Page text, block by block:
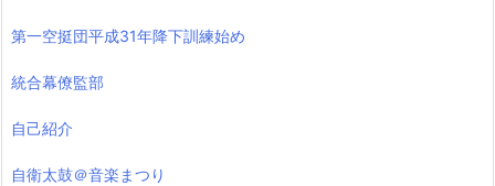
第一空挺団平成31年降下訓練始め
統合幕僚監部
自己紹介
自衛太鼓＠音楽まつり